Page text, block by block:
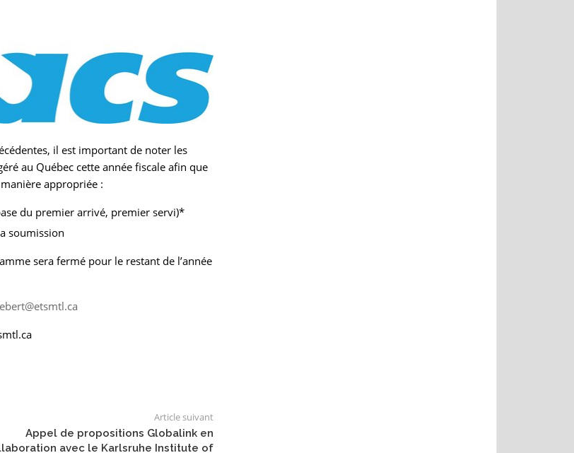
il est important de noter les
au Québec cette année fiscale afin que
appropriée :
du premier arrivé, premier servi)*
soumission
sera fermé pour le restant de l’année
Article suivant
Appel de propositions Globalink en
avec le Karlsruhe Institute of